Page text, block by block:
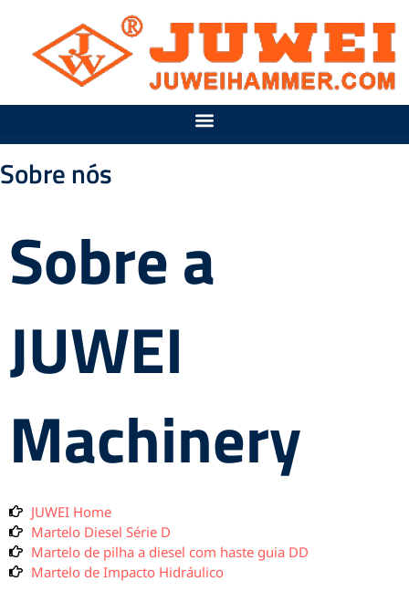
conteúdo
Sobre nós
Sobre a
JUWEI
Machinery
JUWEI Home
Martelo Diesel Série D
Martelo de pilha a diesel com haste guia DD
Martelo de Impacto Hidráulico